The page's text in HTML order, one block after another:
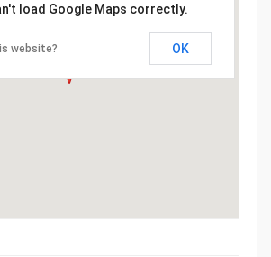
load Google Maps correctly.
website? OK